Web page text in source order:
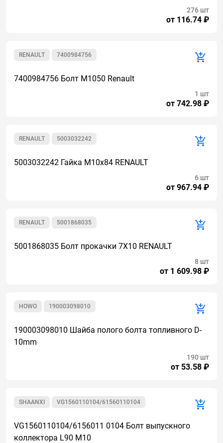
от 116.74 ₽
276 шт
7400984756
RENAULT
7400984756 Болт М1050 Renault
от 742.98 ₽
1 шт
5003032242
RENAULT
5003032242 Гайка М10х84 RENAULT
от 967.94 ₽
6 шт
5001868035
RENAULT
5001868035 Болт прокачки 7Х10 RENAULT
от 1 609.98 ₽
8 шт
190003098010
HOWO
190003098010 Шайба полого болта топливного D-
10mm
от 53.58 ₽
190 шт
VG1560110104/61560110104
SHAANXI
VG1560110104/6156011 0104 Болт выпускного
коллектора L90 M10